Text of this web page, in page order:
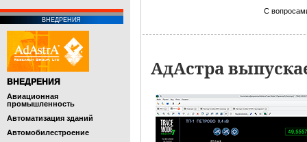
ВНЕДРЕНИЯ
ВНЕДРЕНИЯ
Авиационная
промышленность
Автоматизация зданий
Автомобилестроение
С вопросами
АдАстра